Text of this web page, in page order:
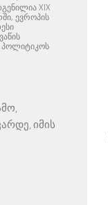
XIX
ევროპის
იმის